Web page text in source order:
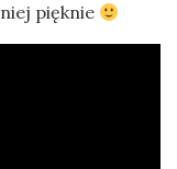
pięknie